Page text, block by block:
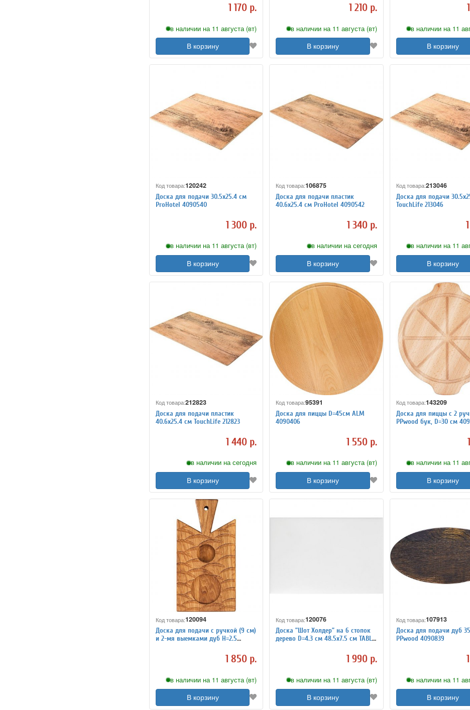
1 170 р.
в наличии на 11 августа (вт)
В корзину
1 210 р.
в наличии на 11 августа (вт)
В корзину
в наличии на 11
В корзину
Код товара:120242
Доска для подачи 30.5х25.4 см
ProHotel 4090540
1 300 р.
в наличии на 11 августа (вт)
В корзину
Код товара:106875
Доска для подачи пластик
40.6х25.4 см ProHotel 4090542
1 340 р.
в наличии на сегодня
В корзину
Код товара:213046
Доска для подачи
TouchLife 213046
в наличии на 11
В корзину
Код товара:212823
Доска для подачи пластик
40.6х25.4 см TouchLife 212823
1 440 р.
в наличии на сегодня
В корзину
Код товара:95391
Доска для пиццы D=45см ALM
4090406
1 550 р.
в наличии на 11 августа (вт)
В корзину
Код товара:143209
Доска для пиццы с 2
PPwood бук, D=30 см
в наличии на 11
В корзину
Код товара:120094
Доска для подачи с ручкой (9 см)
и 2-мя выемками дуб H=2.5
1 850 р.
в наличии на 11 августа (вт)
В корзину
Код товара:120076
Доска ”Шот Холдер” на 6 стопок
дерево D=4.3 см 48.5х7.5 см TABL
1 990 р.
в наличии на 11 августа (вт)
В корзину
Код товара:107913
Доска для подачи дуб
PPwood 4090839
в наличии на 11
В корзину